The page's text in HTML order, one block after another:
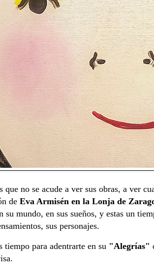
que no se acude a ver sus obras, a ver
de Eva Armisén en la Lonja de
su mundo, en sus sueños, y estas un
sus personajes.
para adentrarte en su "Alegrías"